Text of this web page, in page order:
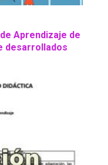
Aprendizaje de
desarrollados